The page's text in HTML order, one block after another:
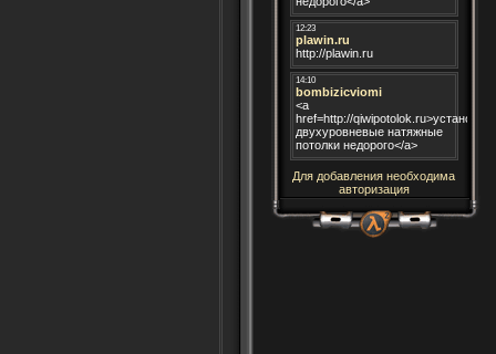
Для добавления необходима
авторизация